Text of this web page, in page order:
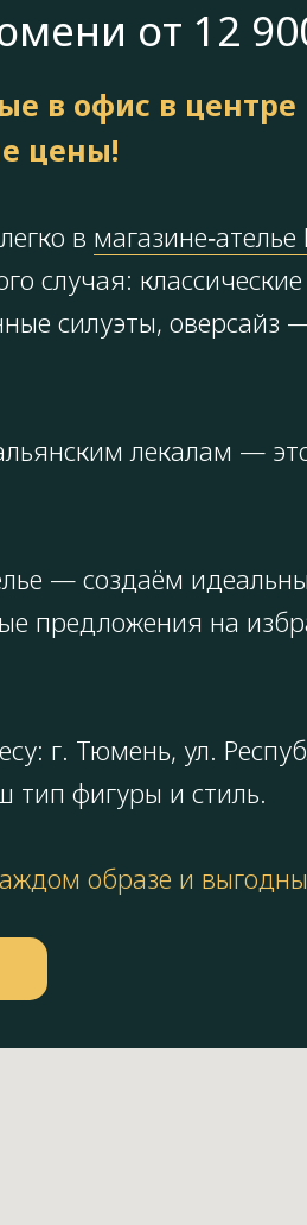
от 12
в магазине‑ателье
случая: классические
силуэты, оверсайз
лекалам —
— создаём
предложения на
г. Тюмень, ул.
тип фигуры и стиль.
образе и
в офис в центре
цены!